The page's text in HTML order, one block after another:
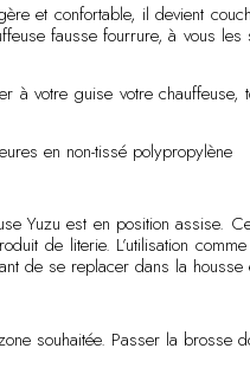
et confortable, il devient
fausse fourrure, à vous
votre guise votre
en non-tissé polypropylène
Yuzu est en position assise.
de literie. L’utilisation
de se replacer dans la
souhaitée. Passer la brosse